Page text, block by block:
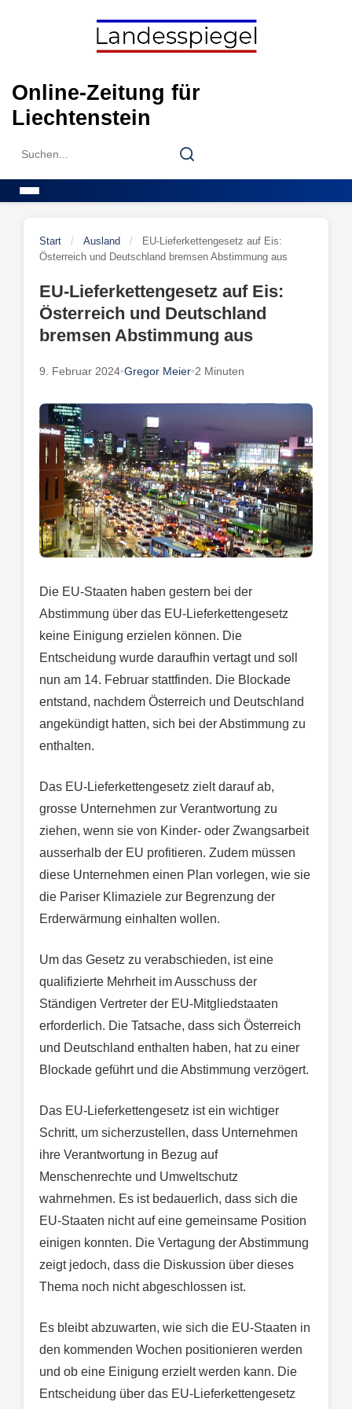
Online-Zeitung für
Liechtenstein
Search
Search
Start / Ausland /
EU-Lieferkettengesetz auf Eis:
Österreich und Deutschland bremsen Abstimmung aus
EU-Lieferkettengesetz auf Eis:
Österreich und Deutschland
bremsen Abstimmung aus
9. Februar 2024•Gregor Meier•2 Minuten
Die EU-Staaten haben gestern bei der
Abstimmung über das EU-Lieferkettengesetz
keine Einigung erzielen können. Die
Entscheidung wurde daraufhin vertagt und soll
nun am 14. Februar stattfinden. Die Blockade
entstand, nachdem Österreich und Deutschland
angekündigt hatten, sich bei der Abstimmung zu
enthalten.
Das EU-Lieferkettengesetz zielt darauf ab,
grosse Unternehmen zur Verantwortung zu
ziehen, wenn sie von Kinder- oder Zwangsarbeit
ausserhalb der EU profitieren. Zudem müssen
diese Unternehmen einen Plan vorlegen, wie sie
die Pariser Klimaziele zur Begrenzung der
Erderwärmung einhalten wollen.
Um das Gesetz zu verabschieden, ist eine
qualifizierte Mehrheit im Ausschuss der
Ständigen Vertreter der EU-Mitgliedstaaten
erforderlich. Die Tatsache, dass sich Österreich
und Deutschland enthalten haben, hat zu einer
Blockade geführt und die Abstimmung verzögert.
Das EU-Lieferkettengesetz ist ein wichtiger
Schritt, um sicherzustellen, dass Unternehmen
ihre Verantwortung in Bezug auf
Menschenrechte und Umweltschutz
wahrnehmen. Es ist bedauerlich, dass sich die
EU-Staaten nicht auf eine gemeinsame Position
einigen konnten. Die Vertagung der Abstimmung
zeigt jedoch, dass die Diskussion über dieses
Thema noch nicht abgeschlossen ist.
Es bleibt abzuwarten, wie sich die EU-Staaten in
den kommenden Wochen positionieren werden
und ob eine Einigung erzielt werden kann. Die
Entscheidung über das EU-Lieferkettengesetz